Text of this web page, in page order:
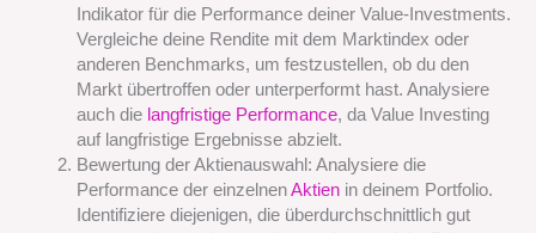
Indikator für die Performance deiner Value-Investments.
Vergleiche deine Rendite mit dem Marktindex oder
anderen Benchmarks, um festzustellen, ob du den
Markt übertroffen oder unterperformt hast. Analysiere
auch die langfristige Performance, da Value Investing
auf langfristige Ergebnisse abzielt.
Bewertung der Aktienauswahl: Analysiere die
Performance der einzelnenAktienin deinem Portfolio.
Identifiziere diejenigen, die überdurchschnittlich gut